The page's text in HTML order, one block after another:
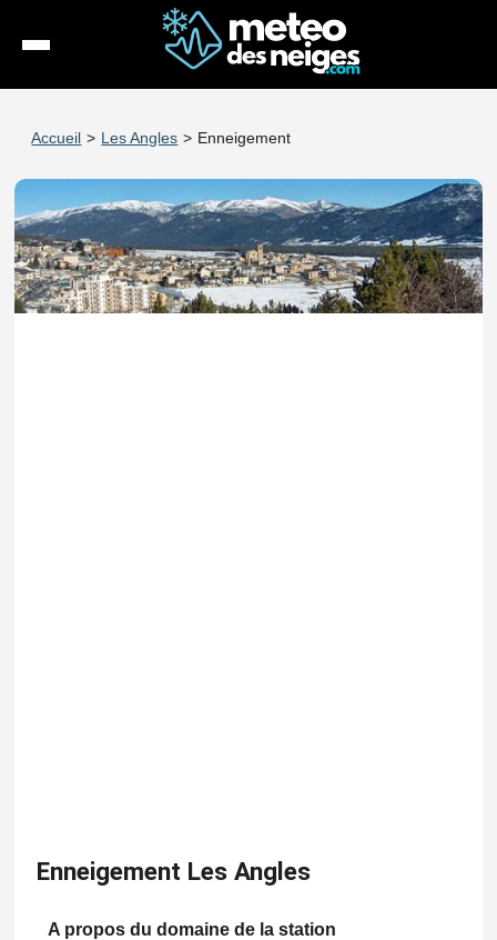
Stations
Webcams
Accueil > Les Angles > Enneigement
Enneigement Les Angles
A propos du domaine de la station